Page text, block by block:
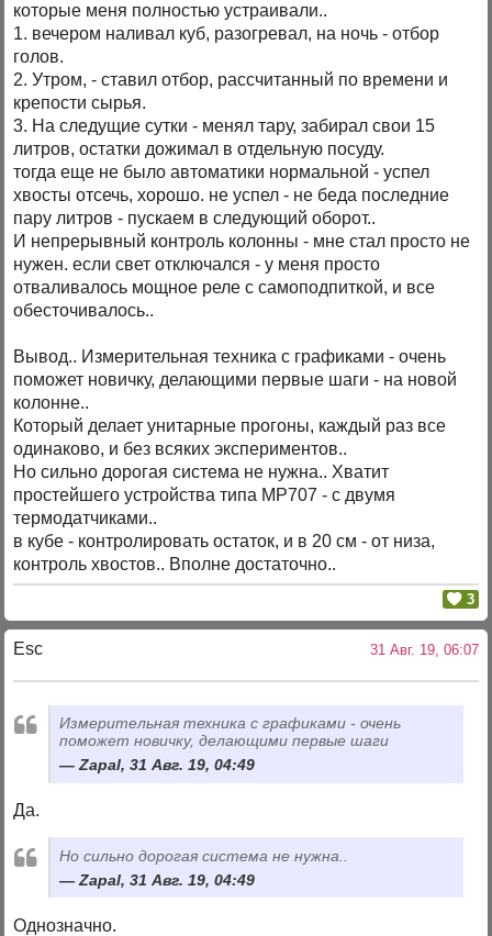
которые меня полностью устраивали..
1. вечером наливал куб, разогревал, на ночь - отбор
голов.
2. Утром, - ставил отбор, рассчитанный по времени и
крепости сырья.
3. На следущие сутки - менял тару, забирал свои 15
литров, остатки дожимал в отдельную посуду.
тогда еще не было автоматики нормальной - успел
хвосты отсечь, хорошо. не успел - не беда последние
пару литров - пускаем в следующий оборот..
И непрерывный контроль колонны - мне стал просто не
нужен. если свет отключался - у меня просто
отваливалось мощное реле с самоподпиткой, и все
обесточивалось..
Вывод.. Измерительная техника с графиками - очень
поможет новичку, делающими первые шаги - на новой
колонне..
Который делает унитарные прогоны, каждый раз все
одинаково, и без всяких экспериментов..
Но сильно дорогая система не нужна.. Хватит
простейшего устройства типа MP707 - с двумя
термодатчиками..
в кубе - контролировать остаток, и в 20 см - от низа,
контроль хвостов.. Вполне достаточно..
3
Esc 31 Авг. 19, 06:07
Измерительная техника с графиками - очень
поможет новичку, делающими первые шаги
Zapal, 31 Авг. 19, 04:49
Да.
Но сильно дорогая система не нужна..
Zapal, 31 Авг. 19, 04:49
Однозначно.